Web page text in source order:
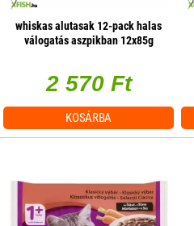
whiskas alutasak 12-pack halas
válogatás aszpikban 12x85g
2 570 Ft
KOSÁRBA